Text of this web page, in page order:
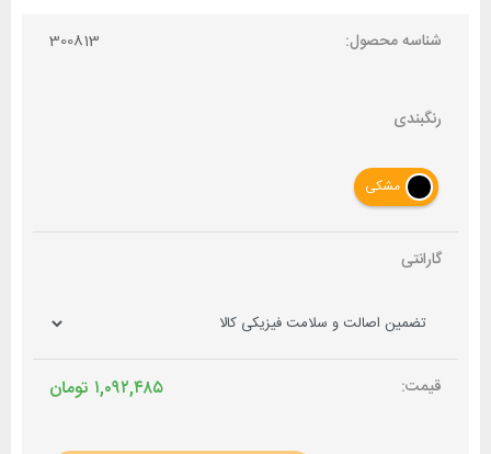
شناسه محصول: 300813
رنگبندی
مشکی
گارانتی
تومان ۱,۰۹۲,۴۸۵